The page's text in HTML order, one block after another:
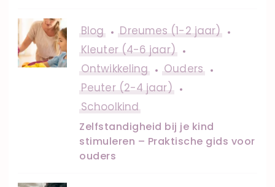
Blog
Dreumes (1-2 jaar)
Kleuter (4-6 jaar)
Ontwikkeling
Ouders
Peuter (2-4 jaar)
Schoolkind
Zelfstandigheid bij je kind
stimuleren – Praktische gids voor
ouders